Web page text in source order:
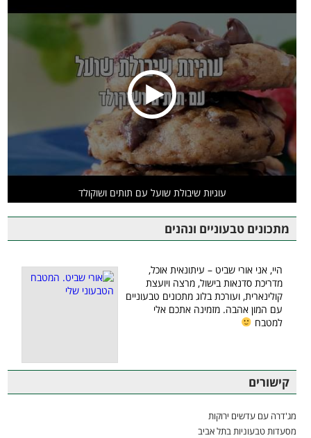
עוגיות שיבולת שועל עם תותים ושוקולד
מתכונים טבעוניים ונהנים
היי, אני אורי שביט – עיתונאית אוכל,
מדריכת סדנאות בישול, מרצה ויועצת
קולינארית, ועורכת בלוג מתכונים טבעוניים
עם המון אהבה. מזמינה אתכם אלי
למטבח
קישורים
מג'דרה עם עדשים ירוקות
מסעדות טבעוניות בתל אביב